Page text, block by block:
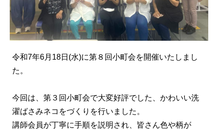
令和7年6月18日(水)に第８回小町会を開催いたしまし
た。
今回は、第３回小町会で大変好評でした、かわいい洗
濯ばさみネコをづくりを行いました。
講師会員が丁寧に手順を説明され、皆さん色や柄が